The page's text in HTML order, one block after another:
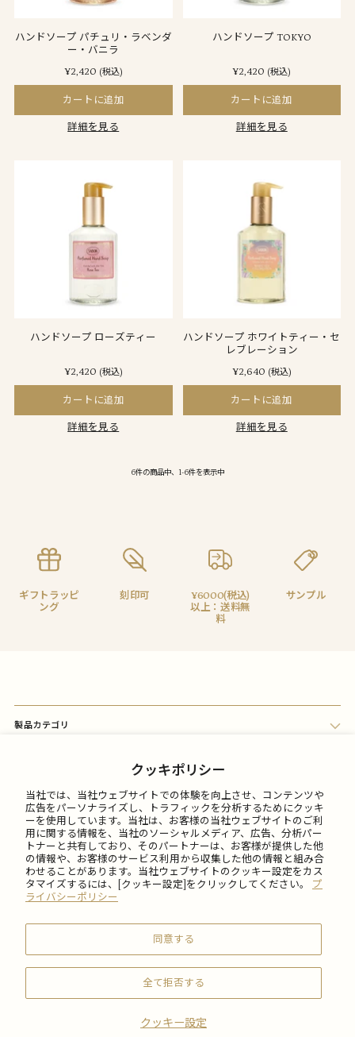
クッキポリシー
当社では、当社ウェブサイトでの体験を向上させ、コンテンツや
広告をパーソナライズし、トラフィックを分析するためにクッキ
ーを使用しています。当社は、お客様の当社ウェブサイトのご利
用に関する情報を、当社のソーシャルメディア、広告、分析パー
トナーと共有しており、そのパートナーは、お客様が提供した他
の情報や、お客様のサービス利用から収集した他の情報と組み合
わせることがあります。当社ウェブサイトのクッキー設定をカス
タマイズするには、[クッキー設定]をクリックしてください。 プ
ライバシーポリシー
クッキー設定
同意する
全て拒否する
ハンドソープ パチュリ・ラベンダ
ー・バニラ
¥2,420 (税込)
カートに追加
詳細を見る
ハンドソープ TOKYO
¥2,420 (税込)
カートに追加
詳細を見る
ハンドソープ ローズティー
¥2,420 (税込)
カートに追加
詳細を見る
ハンドソープ ホワイトティー・セ
レブレーション
¥2,640 (税込)
カートに追加
詳細を見る
6件の商品中、1-6件を表示中
ギフトラッピ
ング
刻印可
¥6000(税込)
以上：送料無
料
サンプル
製品カテゴリ
FAQ
ご利用について
会社情報